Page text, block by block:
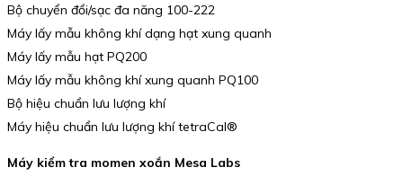
Bộ chuyển đổi/sạc đa năng 100-222
Máy lấy mẫu không khí dạng hạt xung quanh
Máy lấy mẫu hạt PQ200
Máy lấy mẫu không khí xung quanh PQ100
Bộ hiệu chuẩn lưu lượng khí
Máy hiệu chuẩn lưu lượng khí tetraCal®
Máy kiểm tra momen xoắn Mesa Labs